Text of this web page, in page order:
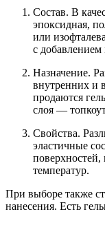
Состав. В
эпоксидная,
или
с добавлением
Назначение.
внутренних и
продаются
слоя —
Свойства.
эластичные
температур.
При выборе также
нанесения. Есть